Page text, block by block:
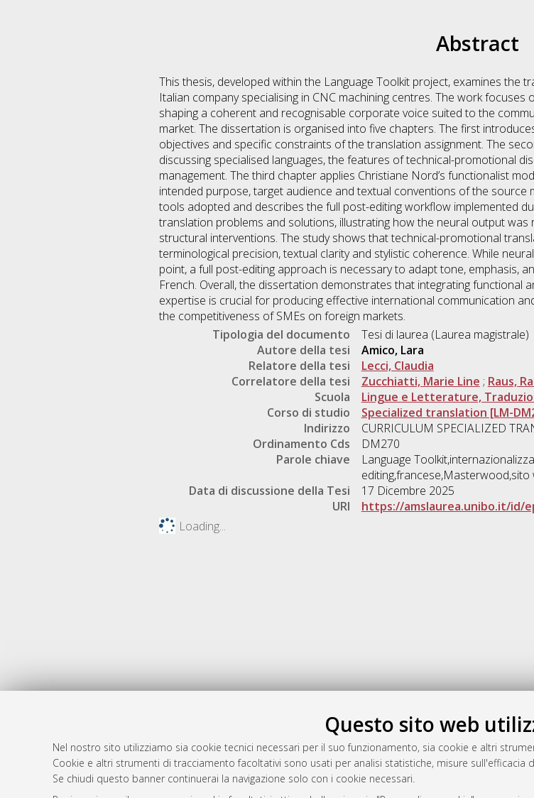
Questo sito web
Nel nostro sito utilizziamo sia cookie tecnici necessari per il suo funzionamento, sia cookie e altri
Cookie e altri strumenti di tracciamento facoltativi sono usati per analisi statistiche, misure
Se chiudi questo banner continuerai la navigazione solo con i cookie necessari.
Abstract
This thesis, developed within the Language Toolkit project, examines the
Italian company specialising in CNC machining centres. The work
shaping a coherent and recognisable corporate voice suited to the
market. The dissertation is organised into five chapters. The first
objectives and specific constraints of the translation assignment. The
discussing specialised languages, the features of technical-promotional
management. The third chapter applies Christiane Nord’s functionalist
intended purpose, target audience and textual conventions of the source
tools adopted and describes the full post-editing workflow implemented
translation problems and solutions, illustrating how the neural output was
structural interventions. The study shows that technical-promotional
terminological precision, textual clarity and stylistic coherence. While
point, a full post-editing approach is necessary to adapt tone, emphasis,
French. Overall, the dissertation demonstrates that integrating functional
expertise is crucial for producing effective international communication
the competitiveness of SMEs on foreign markets.
Tipologia del documento
Tesi di laurea (Laurea magistrale)
Autore della tesi
Amico, Lara
Relatore della tesi
Lecci, Claudia
Correlatore della tesi
Zucchiatti, Marie Line ; Raus,
Scuola
Lingue e Letterature,
Corso di studio
Specialized translation [LM-
Indirizzo
CURRICULUM SPECIALIZED
Ordinamento Cds
DM270
Parole chiave
Language
Data di discussione della Tesi
17 Dicembre 2025
URI
https://amslaurea.unibo.it/id/
Loading...
Gestione del documento:
Atom
Rss 1.0
AMS Laurea
Servizio implementato e gestito da